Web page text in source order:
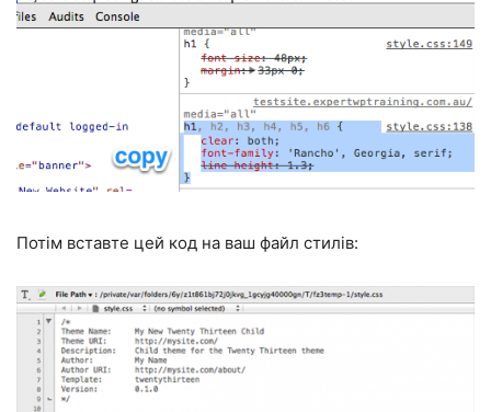
Потім вставте цей код на ваш файл стилів: